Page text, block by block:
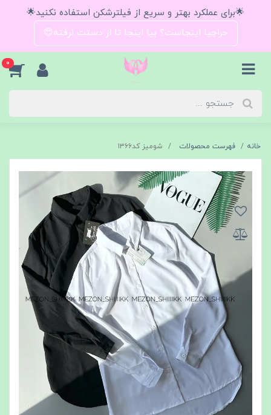
🌟برای عملکرد بهتر و سریع از فیلترشکن استفاده نکنید🌟
حراجیا اینجاست؟ بیا اینجا تا از دستت نرفته😍
0
خانه فهرست محصولات شومیز کد۱۳۶۶